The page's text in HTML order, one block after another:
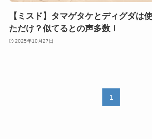
【ミスド】タマゲタケとディグダは
ただけ？似てるとの声多数！
2025年10月27日
1